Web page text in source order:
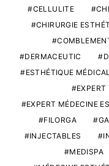
CELLULITE
CHIRURGIE
DERMACEUTIC
ESTHÉTIQUE
EXPERT MÉDECINE
FILORGA
INJECTABLES
MEDISPA